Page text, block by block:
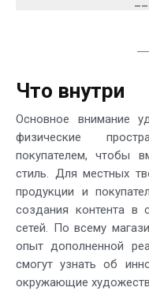
Что внутри
Основное внимание
физические
покупателем, чтобы
стиль. Для местных
продукции и
создания контента в
сетей. По всему
опыт дополненной
смогут узнать об
окружающие